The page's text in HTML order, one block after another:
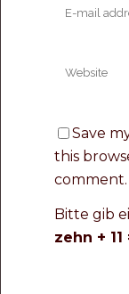
Save
this
comment.
Bitte gib
zehn + 11